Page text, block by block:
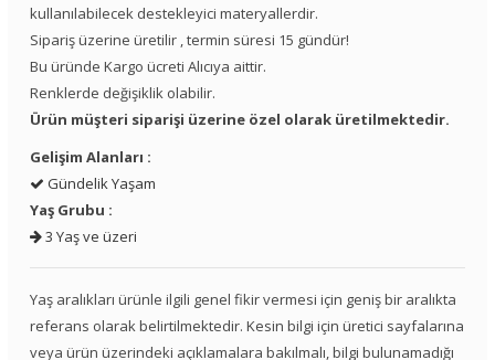
kullanılabilecek destekleyici materyallerdir.
Sipariş üzerine üretilir , termin süresi 15 gündür!
Bu üründe Kargo ücreti Alıcıya aittir.
Renklerde değişiklik olabilir.
Ürün müşteri siparişi üzerine özel olarak üretilmektedir.
Gelişim Alanları :
Gündelik Yaşam
Yaş Grubu :
3 Yaş ve üzeri
Yaş aralıkları ürünle ilgili genel fikir vermesi için geniş bir aralıkta
referans olarak belirtilmektedir. Kesin bilgi için üretici sayfalarına
veya ürün üzerindeki açıklamalara bakılmalı, bilgi bulunamadığı